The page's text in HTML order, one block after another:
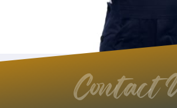
Contact